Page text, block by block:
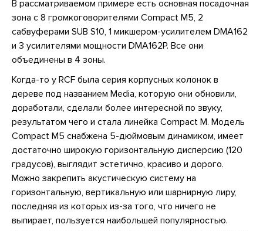
В рассматриваемом примере есть основная посадочная
зона с 8 громкоговорителями Compact M5, 2
сабвуферами SUB S10, 1 микшером-усилителем DMA162
и 3 усилителями мощности DMA162P. Все они
объединены в 4 зоны.
Когда-то у RCF была серия корпусных колонок в
дереве под названием Media, которую они обновили,
доработали, сделали более интересной по звуку,
результатом чего и стала линейка Compact M. Модель
Compact M5 снабжена 5-дюймовым динамиком, имеет
достаточно широкую горизонтальную дисперсию (120
градусов), выглядит эстетично, красиво и дорого.
Можно закрепить акустическую систему на
горизонтальную, вертикальную или шарнирную лиру,
последняя из которых из-за того, что ничего не
выпирает, пользуется наибольшей популярностью.